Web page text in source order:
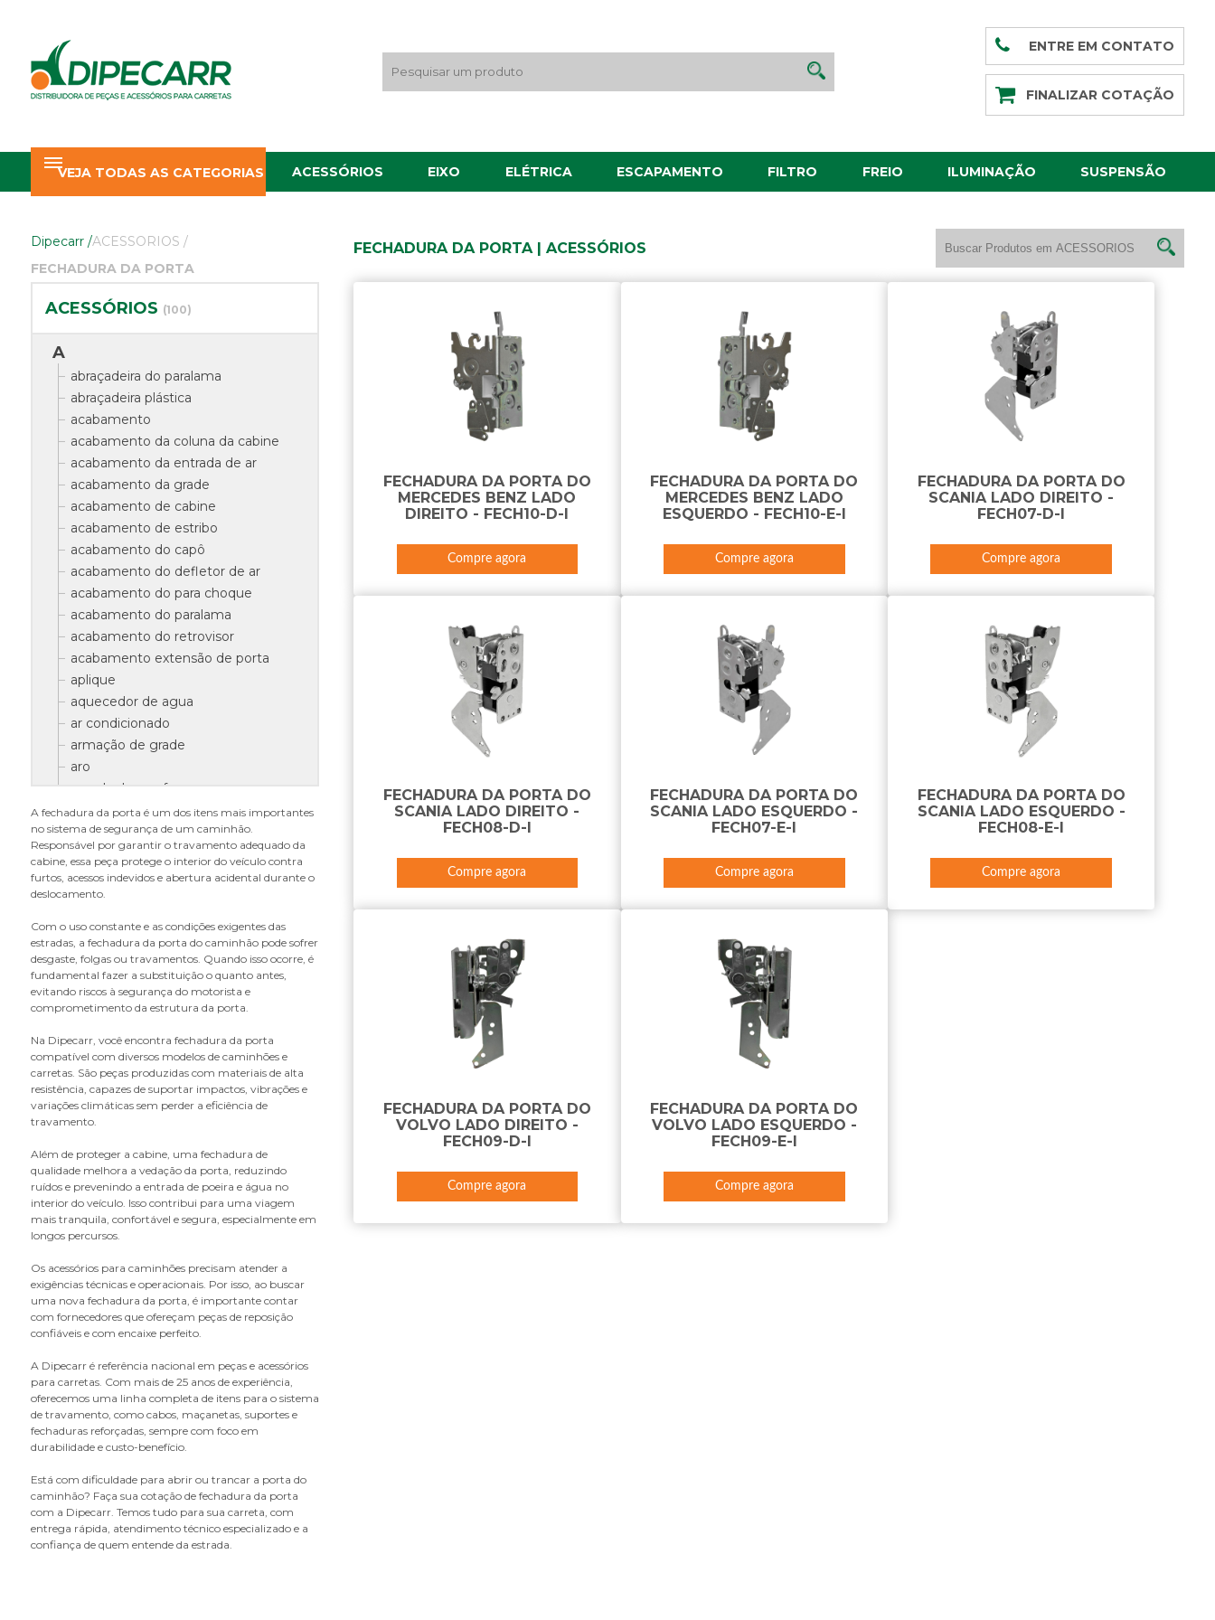
ENTRE EM CONTATO
FINALIZAR COTAÇÃO
VEJA TODAS AS CATEGORIAS ACESSÓRIOS EIXO ELÉTRICA ESCAPAMENTO FILTRO FREIO ILUMINAÇÃO SUSPENSÃO
Dipecarr /ACESSORIOS /
FECHADURA DA PORTA
ACESSÓRIOS (100)
A
abraçadeira do paralama
abraçadeira plástica
acabamento
acabamento da coluna da cabine
acabamento da entrada de ar
acabamento da grade
acabamento de cabine
acabamento de estribo
acabamento do capô
acabamento do defletor de ar
acabamento do para choque
acabamento do paralama
acabamento do retrovisor
acabamento extensão de porta
aplique
aquecedor de agua
ar condicionado
armação de grade
aro
arruela do parafuso
B
bandeja do retrovisor
base do suporte do paralama
batente da grade
borracha do tubo do suporte
paralama
botão da trava do volante
braço de retrovisor
braco retrovisor
C
cabo da coluna de direção
cabo da fechadura
cabo para bagageiro
caixa de ferramentas
caixa de som
caixa do estribo
caixa gerador
calha da porta
calota
capa da maçaneta
capa da porca do parafuso da flange
capa da porca do parafuso do chassi
capa de retrovisor
capô da cabine
carcaça filtro
catraca de amarração
chapa do paralama
chave combinada antifurto
chave da tampa do tanque
A fechadura da porta é um dos itens mais importantes
no sistema de segurança de um caminhão.
Responsável por garantir o travamento adequado da
cabine, essa peça protege o interior do veículo contra
furtos, acessos indevidos e abertura acidental durante o
deslocamento.
Com o uso constante e as condições exigentes das
estradas, a fechadura da porta do caminhão pode sofrer
desgaste, folgas ou travamentos. Quando isso ocorre, é
fundamental fazer a substituição o quanto antes,
evitando riscos à segurança do motorista e
comprometimento da estrutura da porta.
Na Dipecarr, você encontra fechadura da porta
compatível com diversos modelos de caminhões e
carretas. São peças produzidas com materiais de alta
resistência, capazes de suportar impactos, vibrações e
variações climáticas sem perder a eficiência de
travamento.
Além de proteger a cabine, uma fechadura de
qualidade melhora a vedação da porta, reduzindo
ruídos e prevenindo a entrada de poeira e água no
interior do veículo. Isso contribui para uma viagem
mais tranquila, confortável e segura, especialmente em
longos percursos.
Os acessórios para caminhões precisam atender a
exigências técnicas e operacionais. Por isso, ao buscar
uma nova fechadura da porta, é importante contar
com fornecedores que ofereçam peças de reposição
confiáveis e com encaixe perfeito.
A Dipecarr é referência nacional em peças e acessórios
para carretas. Com mais de 25 anos de experiência,
oferecemos uma linha completa de itens para o sistema
de travamento, como cabos, maçanetas, suportes e
fechaduras reforçadas, sempre com foco em
durabilidade e custo-benefício.
Está com dificuldade para abrir ou trancar a porta do
caminhão? Faça sua cotação de fechadura da porta
com a Dipecarr. Temos tudo para sua carreta, com
entrega rápida, atendimento técnico especializado e a
confiança de quem entende da estrada.
FECHADURA DA PORTA | ACESSÓRIOS
FECHADURA DA PORTA DO
MERCEDES BENZ LADO
DIREITO - FECH10-D-I
Compre agora
FECHADURA DA PORTA DO
MERCEDES BENZ LADO
ESQUERDO - FECH10-E-I
Compre agora
FECHADURA DA PORTA DO
SCANIA LADO DIREITO -
FECH07-D-I
Compre agora
FECHADURA DA PORTA DO
SCANIA LADO DIREITO -
FECH08-D-I
Compre agora
FECHADURA DA PORTA DO
SCANIA LADO ESQUERDO -
FECH07-E-I
Compre agora
FECHADURA DA PORTA DO
SCANIA LADO ESQUERDO -
FECH08-E-I
Compre agora
FECHADURA DA PORTA DO
VOLVO LADO DIREITO -
FECH09-D-I
Compre agora
FECHADURA DA PORTA DO
VOLVO LADO ESQUERDO -
FECH09-E-I
Compre agora